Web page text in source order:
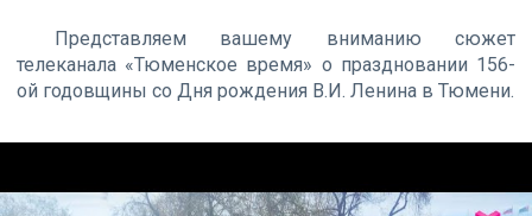
Представляем вашему вниманию сюжет
телеканала «Тюменское время» о праздновании 156-
ой годовщины со Дня рождения В.И. Ленина в Тюмени.